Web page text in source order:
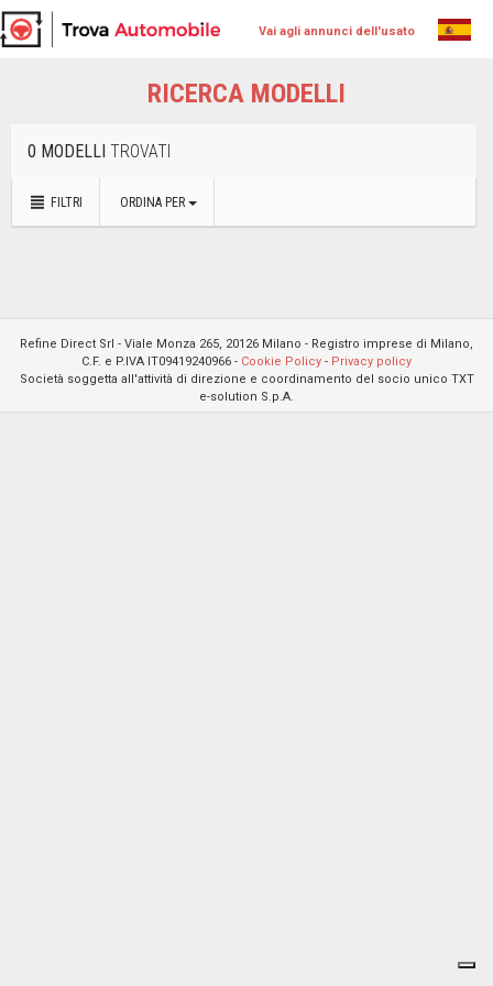
Vai agli annunci dell'usato
RICERCA MODELLI
0 MODELLI TROVATI
FILTRI ORDINA PER
Refine Direct Srl - Viale Monza 265, 20126 Milano - Registro imprese di Milano,
C.F. e P.IVA IT09419240966 - Cookie Policy - Privacy policy
Società soggetta all'attività di direzione e coordinamento del socio unico TXT
e-solution S.p.A.